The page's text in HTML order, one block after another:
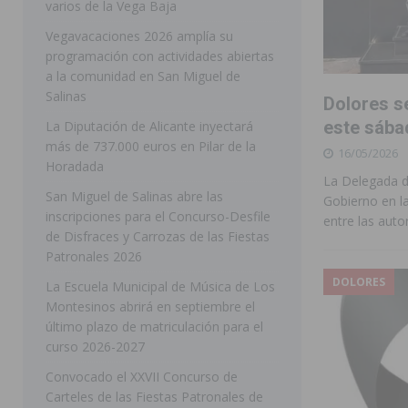
[ 05/08/2026 ]
Orihuela ultima diferentes soluciones
CEIP Virgen de la Puerta
ORIHUELA
[ 05/08/2026 ] Sanidad Orihuela llama a observar el
los desplazamientos
ORIHUELA
Orihuela acogerá una sesión
ORIHUELA
[ 06/08/2026 ]
Redován presenta la programación de
[ 06/08/2026 ] El PSOE denuncia una nueva prórroga
[ 06/08/2026 ]
La Diputación destina dos millones
ellos varios de la Vega Baja
[ 06/08/2026 ] Vegavacaciones 2026 amplía su
Dolores
este
16/05/2026
La Delegada
Gobierno en
entre las
DOLORES
varios de la Vega Baja
Vegavacaciones 2026 amplía su
programación con actividades abiertas
a la comunidad en San Miguel de
Salinas
La Diputación de Alicante inyectará
más de 737.000 euros en Pilar de la
Horadada
San Miguel de Salinas abre las
inscripciones para el Concurso-Desfile
de Disfraces y Carrozas de las Fiestas
Patronales 2026
La Escuela Municipal de Música de Los
Montesinos abrirá en septiembre el
último plazo de matriculación para el
curso 2026-2027
Convocado el XXVII Concurso de
Carteles de las Fiestas Patronales de